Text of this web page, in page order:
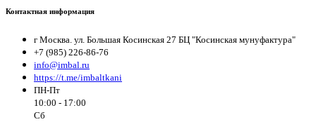
Контактная информация
г Москва. ул. Большая Косинская 27 БЦ "Косинская мунуфактура"
+7 (985) 226-86-76
info@imbal.ru
https://t.me/imbaltkani
ПН-Пт
10:00 - 17:00
Сб